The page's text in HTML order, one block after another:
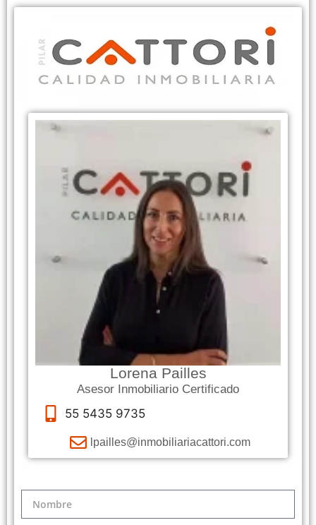
Lorena Pailles
Asesor Inmobiliario Certificado
55 5435 9735
lpailles@inmobiliariacattori.com